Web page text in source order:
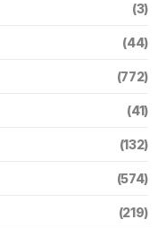
(3)
(44)
(772)
(41)
(132)
(574)
(219)